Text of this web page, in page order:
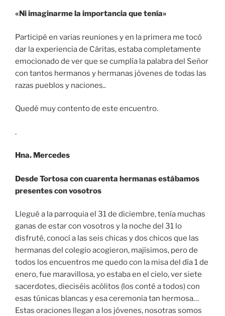
«Ni imaginarme la importancia que tenía»
Participé en varias reuniones y en la primera me tocó
dar la experiencia de Cáritas, estaba completamente
emocionado de ver que se cumplía la palabra del Señor
con tantos hermanos y hermanas jóvenes de todas las
razas pueblos y naciones..
Quedé muy contento de este encuentro.
.
Hna. Mercedes
Desde Tortosa con cuarenta hermanas estábamos
presentes con vosotros
Llegué a la parroquia el 31 de diciembre, tenía muchas
ganas de estar con vosotros y la noche del 31 lo
disfruté, conocí a las seis chicas y dos chicos que las
hermanas del colegio acogieron, majísimos, pero de
todos los encuentros me quedo con la misa del día 1 de
enero, fue maravillosa, yo estaba en el cielo, ver siete
sacerdotes, dieciséis acólitos (los conté a todos) con
esas túnicas blancas y esa ceremonia tan hermosa…
Estas oraciones llegan a los jóvenes, nosotras somos